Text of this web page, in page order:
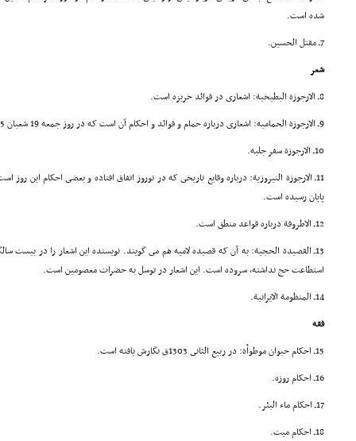
شده است.
7ـ مقتل الحسین.
شعر
8ـ الارجوزة البطیخیة: اشعارى در فوائد خربزه است.
9ـ الارجوزة الحمامیه: اشعارى درباره حمام و فوائد و احکام آن است که در روز جمعه 19 شعبان 1285 در سامراء به پایان رسیده است.
10ـ الارجوزة سفر جلیه.
پایان رسیده است.
12ـ الاطروفة درباره قواعد منطق است.
13ـ القصیدة الحجیة: به آن که قصیده لامیه هم مى گویند. نویسنده این اشعار را در بیست
استطاعت حج نداشته، سروده است. این اشعار در توسل به حضرات معصومین است.
14ـ المنظومة الایرانیة.
فقه
15ـ احکام حیوان موطوأة: در ربیع الثانى 1303ق نگارش یافته است.
16ـ احکام روزه.
17ـ احکام ماء البئر.
18ـ احکام میت.